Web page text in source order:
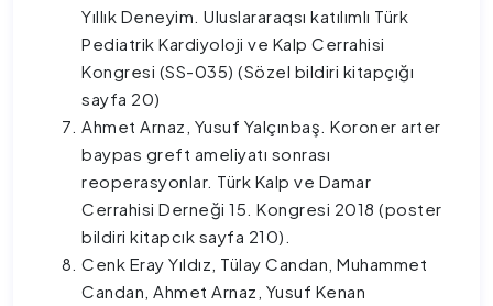
Yıllık Deneyim. Uluslararaqsı katılımlı Türk
Pediatrik Kardiyoloji ve Kalp Cerrahisi
Kongresi (SS-035) (Sözel bildiri kitapçığı
sayfa 20)
Ahmet Arnaz, Yusuf Yalçınbaş. Koroner arter
baypas greft ameliyatı sonrası
reoperasyonlar. Türk Kalp ve Damar
Cerrahisi Derneği 15. Kongresi 2018 (poster
bildiri kitapcık sayfa 210).
Cenk Eray Yıldız, Tülay Candan, Muhammet
Candan, Ahmet Arnaz, Yusuf Kenan